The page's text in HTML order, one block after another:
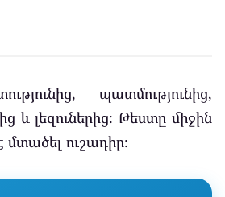
պատմությունից,
և լեզուներից։ Թեստը միջին
ուշադիր։